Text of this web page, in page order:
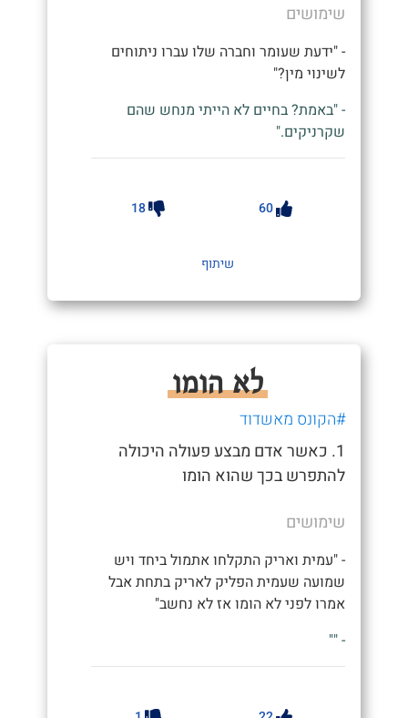
שימושים
- "ידעת שעומר וחברה שלו עברו ניתוחים
לשינוי מין?"
- "באמת? בחיים לא הייתי מנחש שהם
שקרניקים."
60
18
שיתוף
לא הומו
#הקונס מאשדוד
1. כאשר אדם מבצע פעולה היכולה
להתפרש בכך שהוא הומו
שימושים
- "עמית ואריק התקלחו אתמול ביחד ויש
שמועה שעמית הפליק לאריק בתחת אבל
אמרו לפני לא הומו אז לא נחשב"
- ""